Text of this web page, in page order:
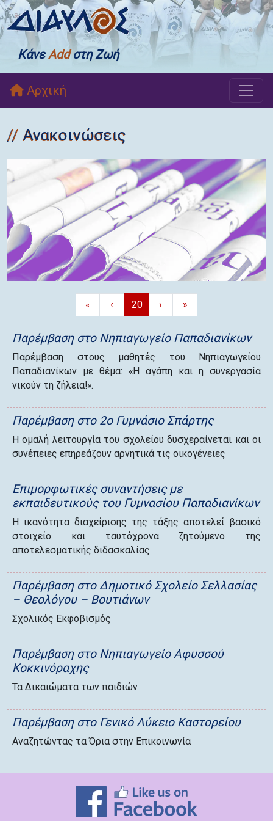
ΚάνεAddστη Ζωή
Αρχική
Ανακοινώσεις
« ‹ 20 › »
Παρέμβαση στο Νηπιαγωγείο Παπαδιανίκων
Παρέμβαση στους μαθητές του Νηπιαγωγείου
Παπαδιανίκων με θέμα: «Η αγάπη και η συνεργασία
νικούν τη ζήλεια!».
Παρέμβαση στο 2ο Γυμνάσιο Σπάρτης
Η ομαλή λειτουργία του σχολείου δυσχεραίνεται και οι
συνέπειες επηρεάζουν αρνητικά τις οικογένειες
Επιμορφωτικές συναντήσεις με
εκπαιδευτικούς του Γυμνασίου Παπαδιανίκων
Η ικανότητα διαχείρισης της τάξης αποτελεί βασικό
στοιχείο και ταυτόχρονα ζητούμενο της
αποτελεσματικής διδασκαλίας
Παρέμβαση στο Δημοτικό Σχολείο Σελλασίας
– Θεολόγου – Βουτιάνων
Σχολικός Εκφοβισμός
Παρέμβαση στο Νηπιαγωγείο Αφυσσού
Κοκκινόραχης
Τα Δικαιώματα των παιδιών
Παρέμβαση στο Γενικό Λύκειο Καστορείου
Αναζητώντας τα Όρια στην Επικοινωνία